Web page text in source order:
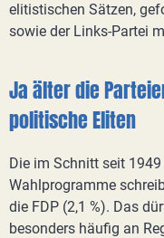
elitistischen Sätzen,
sowie der Links-Partei
Ja älter die
politische Eliten
Die im Schnitt seit
Wahlprogramme
die FDP (2,1 %). Das
besonders häufig an